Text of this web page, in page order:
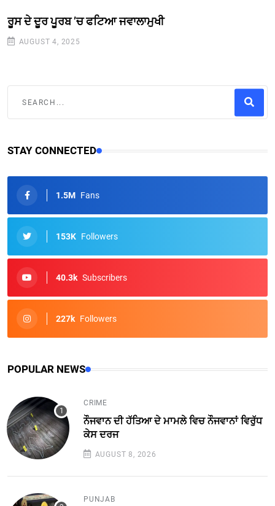
ਰੂਸ ਦੇ ਦੂਰ ਪੂਰਬ ’ਚ ਫਟਿਆ ਜਵਾਲਾਮੁਖੀ
AUGUST 4, 2025
STAY CONNECTED
1.5M Fans
153K Followers
40.3k Subscribers
227k Followers
POPULAR NEWS
CRIME
ਨੌਜਵਾਨ ਦੀ ਹੱਤਿਆ ਦੇ ਮਾਮਲੇ ਵਿਚ ਨੌਜਵਾਨਾਂ ਵਿਰੁੱਧ
ਕੇਸ ਦਰਜ
AUGUST 8, 2026
PUNJAB